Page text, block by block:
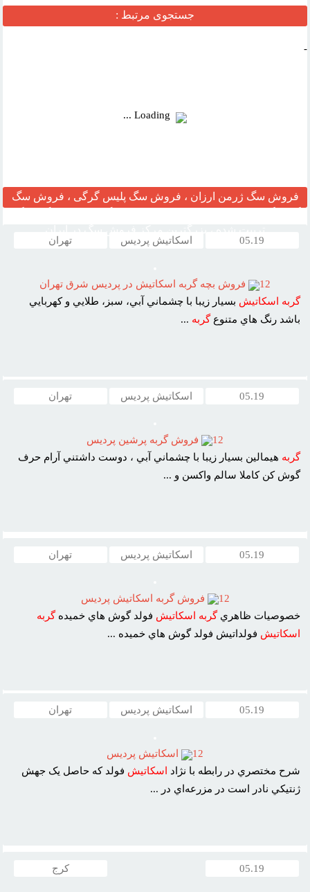
جستجوی مرتبط :
-
فروش سگ ژرمن ارزان ، فروش سگ پلیس گرگی ، فروش سگ
05.19 اسکاتیش پردیس تهران
12
فروش بچه گربه اسکاتيش در پرديس شرق تهران
گربه
اسکاتيش بسيار زيبا با چشماني آبي، سبز، طلايي و کهربايي
باشد رنگ هاي متنوعگربه ...
05.19 اسکاتیش پردیس تهران
12
فروش گربه پرشين پرديس
گربه هيمالين بسيار زيبا با چشماني آبي ، دوست داشتني آرام حرف
گوش کن کاملا سالم واکسن و ...
05.19 اسکاتیش پردیس تهران
12
فروش گربه اسکاتيش پرديس
خصوصيات ظاهريگربه اسکاتيش فولد گوش هاي خميدهگربه
اسکاتيش فولداتيش فولد گوش هاي خميده ...
05.19 اسکاتیش پردیس تهران
12
اسکاتيش پرديس
شرح مختصري در رابطه با نژاد
اسکاتيش فولد که حاصل يک جهش
ژنتيکي نادر است در مزرعه‌اي در ...
05.19 کرج